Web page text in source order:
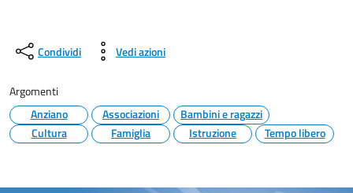
Condividi Vedi azioni
Argomenti
Anziano
Associazioni
Bambini e ragazzi
Cultura
Famiglia Istruzione Tempo libero